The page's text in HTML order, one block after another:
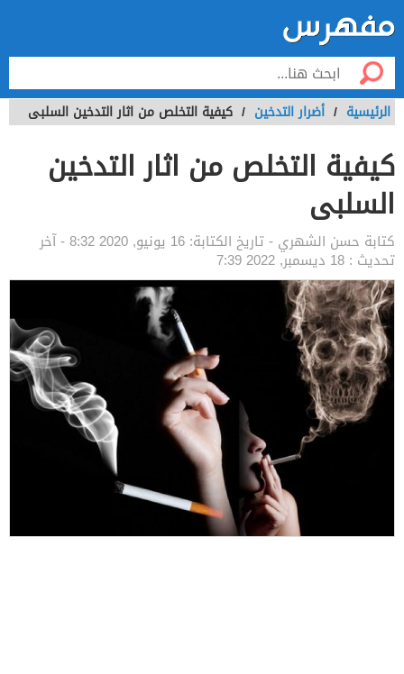
الرئيسية / أضرار التدخين / كيفية التخلص من اثار التدخين السلبى
كيفية التخلص من اثار التدخين
السلبى
كتابة حسن الشهري - تاريخ الكتابة: 16 يونيو, 2020 8:32 - آخر
تحديث : 18 ديسمبر, 2022 7:39